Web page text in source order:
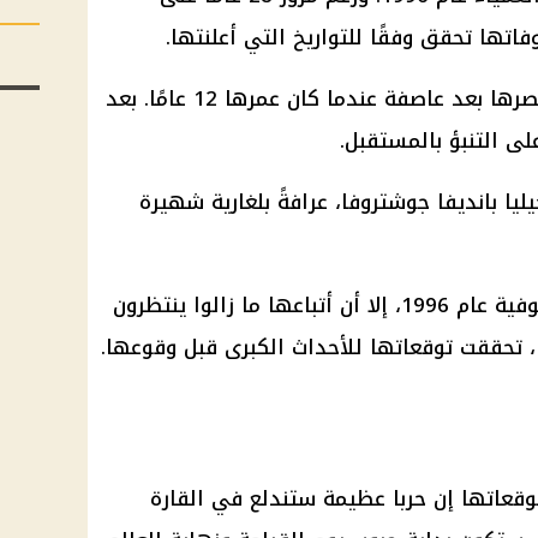
تحقق وفقًا للتواريخ التي أعلنتها.
ولدت بابا فانجا عام 1911 وفقدت بصرها بعد عاصفة عندما كان عمرها 12 عامًا. بعد
التنبؤ بالمستقبل.
بانديفا جوشتروفا، عرافةً بلغارية شهيرة
وعلى الرغم من وفاة المعالجة الصوفية عام 1996، إلا أن أتباعها ما زالوا ينتظرون
تحققت توقعاتها للأحداث الكبرى قبل وقوعها.
إن حربا عظيمة ستندلع في القارة